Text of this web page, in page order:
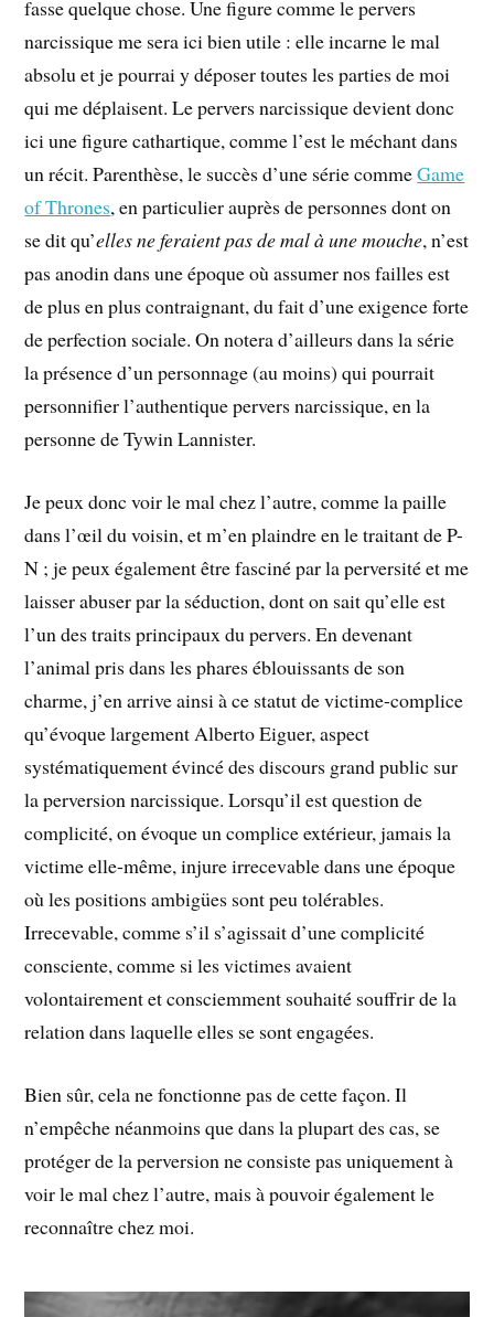
fasse quelque chose. Une figure comme le pervers
narcissique me sera ici bien utile : elle incarne le mal
absolu et je pourrai y déposer toutes les parties de moi
qui me déplaisent. Le pervers narcissique devient donc
ici une figure cathartique, comme l’est le méchant dans
un récit. Parenthèse, le succès d’une série commeGame
of Thrones, en particulier auprès de personnes dont on
se dit qu’elles ne feraient pas de mal à une mouche, n’est
pas anodin dans une époque où assumer nos failles est
de plus en plus contraignant, du fait d’une exigence forte
de perfection sociale. On notera d’ailleurs dans la série
la présence d’un personnage (au moins) qui pourrait
personnifier l’authentique pervers narcissique, en la
personne de Tywin Lannister.
Je peux donc voir le mal chez l’autre, comme la paille
dans l’œil du voisin, et m’en plaindre en le traitant de P-
N ; je peux également être fasciné par la perversité et me
laisser abuser par la séduction, dont on sait qu’elle est
l’un des traits principaux du pervers. En devenant
l’animal pris dans les phares éblouissants de son
charme, j’en arrive ainsi à ce statut de victime-complice
qu’évoque largement Alberto Eiguer, aspect
systématiquement évincé des discours grand public sur
la perversion narcissique. Lorsqu’il est question de
complicité, on évoque un complice extérieur, jamais la
victime elle-même, injure irrecevable dans une époque
où les positions ambigües sont peu tolérables.
Irrecevable, comme s’il s’agissait d’une complicité
consciente, comme si les victimes avaient
volontairement et consciemment souhaité souffrir de la
relation dans laquelle elles se sont engagées.
Bien sûr, cela ne fonctionne pas de cette façon. Il
n’empêche néanmoins que dans la plupart des cas, se
protéger de la perversion ne consiste pas uniquement à
voir le mal chez l’autre, mais à pouvoir également le
reconnaître chez moi.